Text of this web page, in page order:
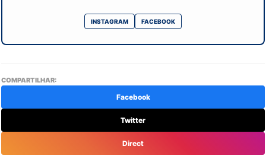
INSTAGRAM FACEBOOK
COMPARTILHAR:
Facebook
Twitter
Direct